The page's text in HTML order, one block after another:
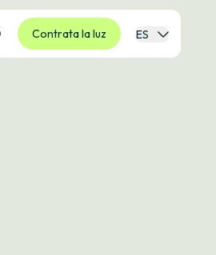
Contrata la luz ES